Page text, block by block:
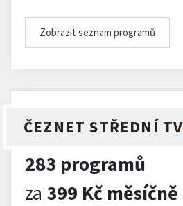
Zobrazit seznam programů
ČEZNET STŘEDNÍ TV
283 programů
za 399 Kč měsíčně